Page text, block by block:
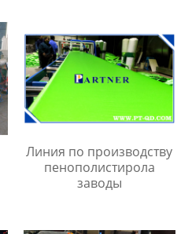
Линия по производству
пенополистирола
заводы